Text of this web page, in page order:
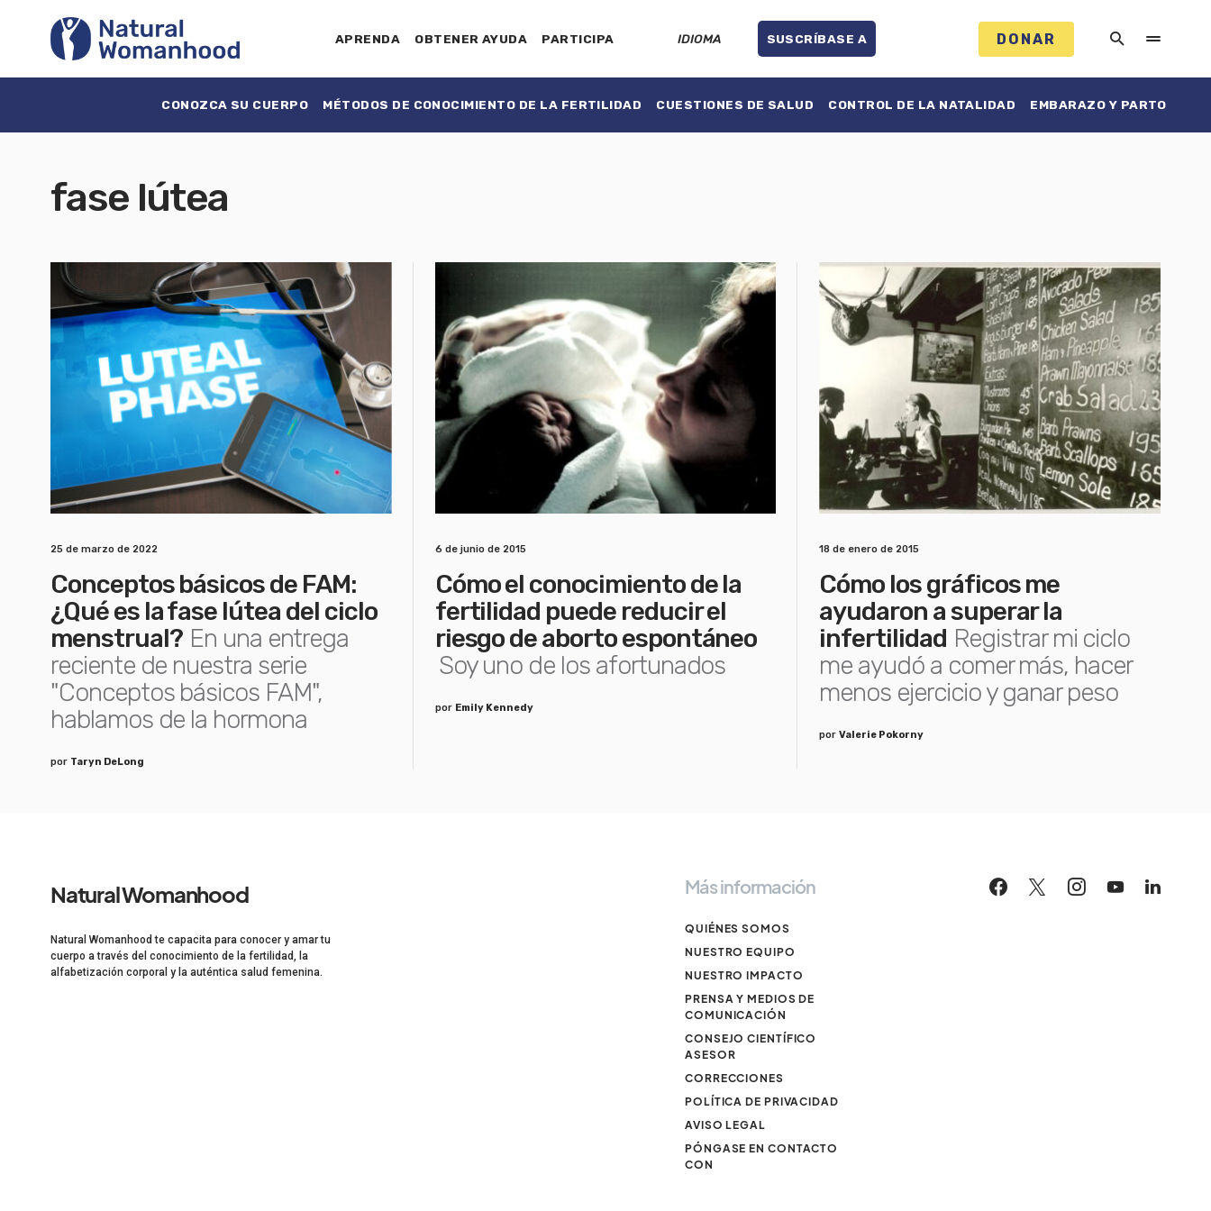
APRENDA OBTENER AYUDA PARTICIPA IDIOMA SUSCRÍBASE A DONAR
CONOZCA SU CUERPO MÉTODOS DE CONOCIMIENTO DE LA FERTILIDAD CUESTIONES DE SALUD CONTROL DE LA NATALIDAD EMBARAZO Y PARTO
fase lútea
25 de marzo de 2022
Conceptos básicos de FAM:
¿Qué es la fase lútea del ciclo
menstrual? En una entrega
reciente de nuestra serie
"Conceptos básicos FAM",
hablamos de la hormona
por Taryn DeLong
6 de junio de 2015
Cómo el conocimiento de la
fertilidad puede reducir el
riesgo de aborto espontáneo
Soy uno de los afortunados
por Emily Kennedy
18 de enero de 2015
Cómo los gráficos me
ayudaron a superar la
infertilidad Registrar mi ciclo
me ayudó a comer más, hacer
menos ejercicio y ganar peso
por Valerie Pokorny
Natural Womanhood
Natural Womanhood te capacita para conocer y amar tu
cuerpo a través del conocimiento de la fertilidad, la
alfabetización corporal y la auténtica salud femenina.
Más información
QUIÉNES SOMOS
NUESTRO EQUIPO
NUESTRO IMPACTO
PRENSA Y MEDIOS DE
COMUNICACIÓN
CONSEJO CIENTÍFICO
ASESOR
CORRECCIONES
POLÍTICA DE PRIVACIDAD
AVISO LEGAL
PÓNGASE EN CONTACTO
CON